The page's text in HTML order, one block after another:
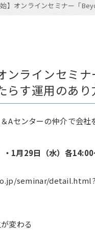
始】オンラインセミナー「
ンラインセミ
らす運用のあ
Aセンターの仲介で会社
・1月29日（水）各
seminar/
変わる